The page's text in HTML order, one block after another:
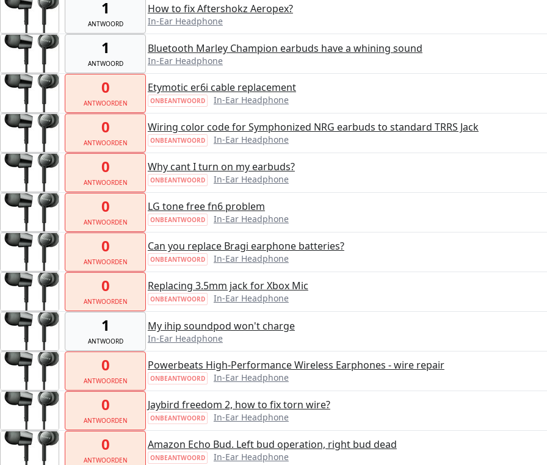
1
ANTWOORD
How to fix Aftershokz Aeropex?
In-Ear Headphone
1
ANTWOORD
Bluetooth Marley Champion earbuds have a whining sound
In-Ear Headphone
0
ANTWOORDEN
Etymotic er6i cable replacement
ONBEANTWOORD In-Ear Headphone
0
ANTWOORDEN
Wiring color code for Symphonized NRG earbuds to standard TRRS Jack
ONBEANTWOORD In-Ear Headphone
0
ANTWOORDEN
Why cant I turn on my earbuds?
ONBEANTWOORD In-Ear Headphone
0
ANTWOORDEN
LG tone free fn6 problem
ONBEANTWOORD In-Ear Headphone
0
ANTWOORDEN
Can you replace Bragi earphone batteries?
ONBEANTWOORD In-Ear Headphone
0
ANTWOORDEN
Replacing 3.5mm jack for Xbox Mic
ONBEANTWOORD In-Ear Headphone
1
ANTWOORD
My ihip soundpod won't charge
In-Ear Headphone
0
ANTWOORDEN
Powerbeats High-Performance Wireless Earphones - wire repair
ONBEANTWOORD In-Ear Headphone
0
ANTWOORDEN
Jaybird freedom 2, how to fix torn wire?
ONBEANTWOORD In-Ear Headphone
0
ANTWOORDEN
Amazon Echo Bud. Left bud operation, right bud dead
ONBEANTWOORD In-Ear Headphone